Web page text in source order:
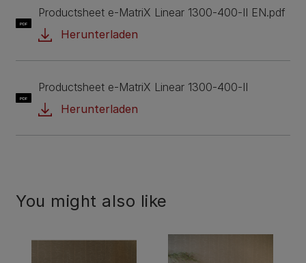
PDF
Productsheet e-MatriX Linear 1300-400-II EN.pdf
Herunterladen
PDF
Productsheet e-MatriX Linear 1300-400-II
Herunterladen
You might also like